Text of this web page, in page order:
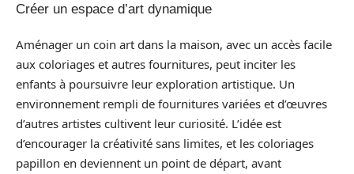
Créer un espace d’art dynamique
Aménager un coin art dans la maison, avec un accès facile
aux coloriages et autres fournitures, peut inciter les
enfants à poursuivre leur exploration artistique. Un
environnement rempli de fournitures variées et d’œuvres
d’autres artistes cultivent leur curiosité. L’idée est
d’encourager la créativité sans limites, et les coloriages
papillon en deviennent un point de départ, avant